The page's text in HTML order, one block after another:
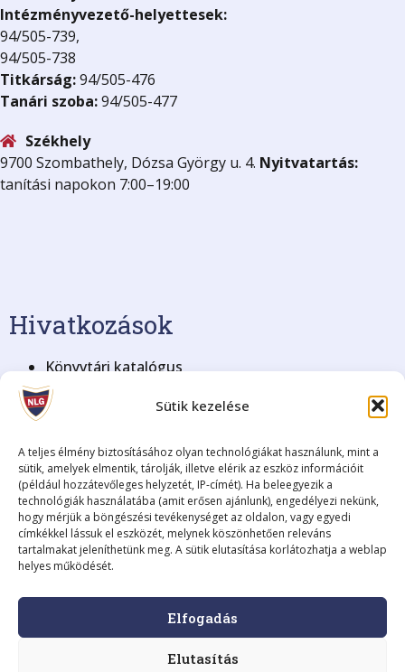
Sütik kezelése
A teljes élmény biztosításához olyan technológiákat használunk, mint a
sütik, amelyek elmentik, tárolják, illetve elérik az eszköz információit
(például hozzátevőleges helyzetét, IP-címét). Ha beleegyezik a
technológiák használatába (amit erősen ajánlunk), engedélyezi nekünk,
hogy mérjük a böngészési tevékenységet az oldalon, vagy egyedi
címkékkel lássuk el eszközét, melynek köszönhetően releváns
tartalmakat jeleníthetünk meg. A sütik elutasítása korlátozhatja a weblap
helyes működését.
Elfogadás
Elutasítás
Intézményvezető-helyettesek:
94/505-739,
94/505-738
Titkárság:94/505-476
Tanári szoba:94/505-477
Székhely
9700 Szombathely, Dózsa György u. 4. Nyitvatartás:
tanítási napokon 7:00–19:00
Hivatkozások
Könyvtári katalógus
KRÉTA Elektronikus Napló
BME Nyelvvizsga
Adatkezelési tájékoztató
Fenntartó
Fenntartó neve:Szombathelyi Tankerületi Központ
Székhelye:9700 Szombathely, Kossuth Lajos utca 8.
A fenntartó elérhetősége:+36 (94) 795-225 •
szombathely@kk.gov.hu
KSH statisztikai száma:15835499-8412-312-18